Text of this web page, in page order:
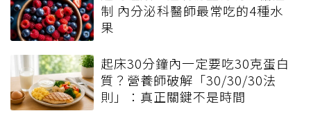
制 內分泌科醫師最常吃的4種水
果
起床30分鐘內一定要吃30克蛋白
質？營養師破解「30/30/30法
則」：真正關鍵不是時間